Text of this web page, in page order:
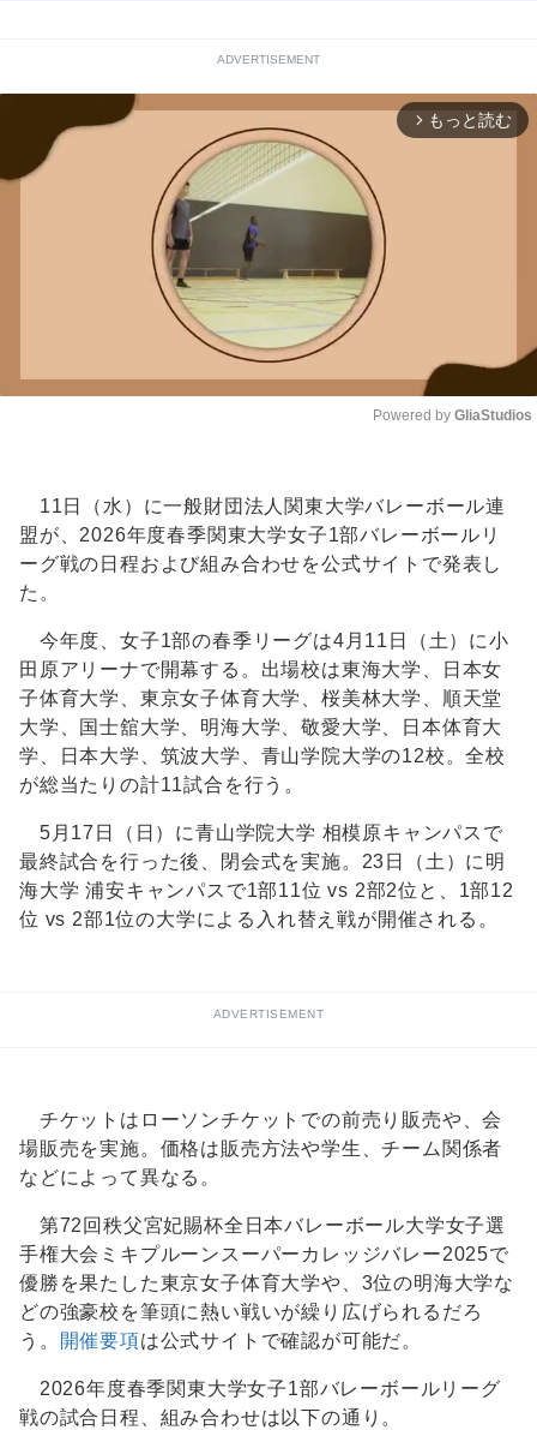
ADVERTISEMENT
arrow_forward_ios もっと読む
Powered by GliaStudios
11日（水）に一般財団法人関東大学バレーボール連
盟が、2026年度春季関東大学女子1部バレーボールリ
ーグ戦の日程および組み合わせを公式サイトで発表し
た。
今年度、女子1部の春季リーグは4月11日（土）に小
田原アリーナで開幕する。出場校は東海大学、日本女
子体育大学、東京女子体育大学、桜美林大学、順天堂
大学、国士舘大学、明海大学、敬愛大学、日本体育大
学、日本大学、筑波大学、青山学院大学の12校。全校
が総当たりの計11試合を行う。
5月17日（日）に青山学院大学 相模原キャンパスで
最終試合を行った後、閉会式を実施。23日（土）に明
海大学 浦安キャンパスで1部11位 vs 2部2位と、1部12
位 vs 2部1位の大学による入れ替え戦が開催される。
ADVERTISEMENT
チケットはローソンチケットでの前売り販売や、会
場販売を実施。価格は販売方法や学生、チーム関係者
などによって異なる。
第72回秩⽗宮妃賜杯全⽇本バレーボール⼤学⼥⼦選
⼿権⼤会ミキプルーンスーパーカレッジバレー2025で
優勝を果たした東京⼥⼦体育⼤学や、3位の明海大学な
どの強豪校を筆頭に熱い戦いが繰り広げられるだろ
う。
開催要項は公式サイトで確認が可能だ。
2026年度春季関東大学女子1部バレーボールリーグ
戦の試合日程、組み合わせは以下の通り。